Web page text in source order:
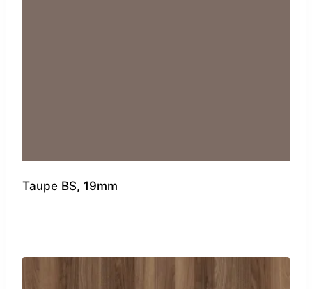
Taupe BS, 19mm